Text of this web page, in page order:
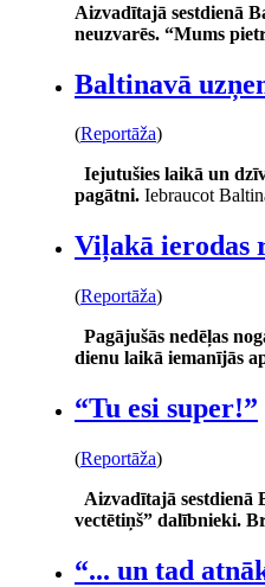
Aizvadītajā sestdienā
neuzvarēs. “Mums
Baltinavā
(Reportāža)
Iejutušies laikā un
pagātni. Iebraucot
Viļakā ierodas
(Reportāža)
Pagājušās nedēļas
dienu laikā iemanījās
“Tu esi super!”
(Reportāža)
Aizvadītajā sestdienā
vectētiņš” dalībnieki.
“... un tad